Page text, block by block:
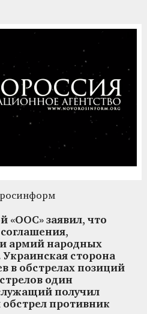
«ООС» заявил, что
армий народных
Украинская сторона
в обстрелах позиций
один
получил
противник